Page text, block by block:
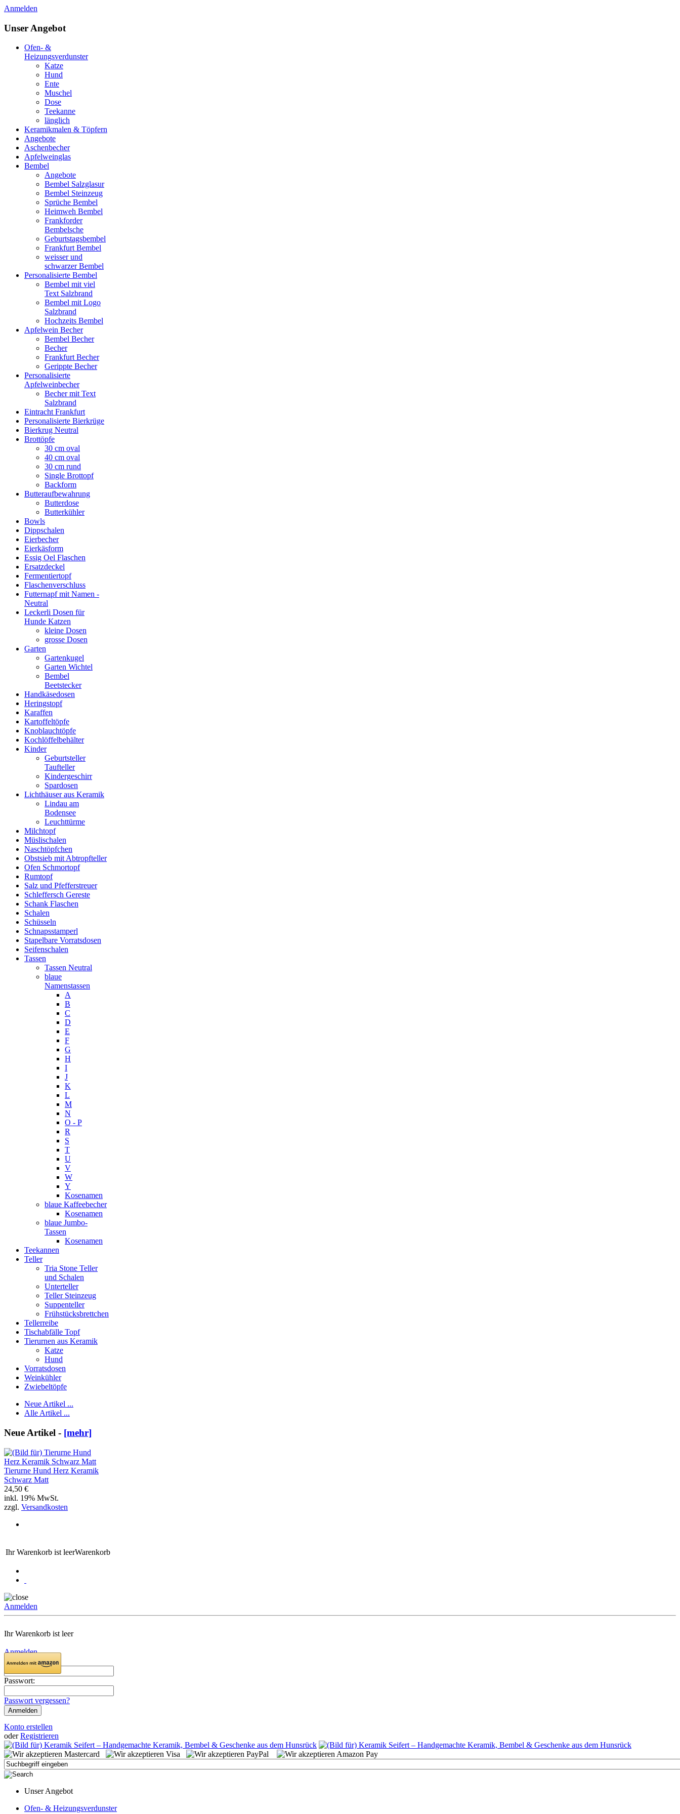
Anmelden
Unser Angebot
Ofen- &
Heizungsverdunster
Katze
Hund
Ente
Muschel
Dose
Teekanne
länglich
Keramikmalen & Töpfern
Angebote
Aschenbecher
Apfelweinglas
Bembel
Angebote
Bembel Salzglasur
Bembel Steinzeug
Sprüche Bembel
Heimweh Bembel
Frankforder
Bembelsche
Geburtstagsbembel
Frankfurt Bembel
weisser und
schwarzer Bembel
Personalisierte Bembel
Bembel mit viel
Text Salzbrand
Bembel mit Logo
Salzbrand
Hochzeits Bembel
Apfelwein Becher
Bembel Becher
Becher
Frankfurt Becher
Gerippte Becher
Personalisierte
Apfelweinbecher
Becher mit Text
Salzbrand
Eintracht Frankfurt
Personalisierte Bierkrüge
Bierkrug Neutral
Brottöpfe
30 cm oval
40 cm oval
30 cm rund
Single Brottopf
Backform
Butteraufbewahrung
Butterdose
Butterkühler
Bowls
Dippschalen
Eierbecher
Eierkäsform
Essig Oel Flaschen
Ersatzdeckel
Fermentiertopf
Flaschenverschluss
Futternapf mit Namen -
Neutral
Leckerli Dosen für
Hunde Katzen
kleine Dosen
grosse Dosen
Garten
Gartenkugel
Garten Wichtel
Bembel
Beetstecker
Handkäsedosen
Heringstopf
Karaffen
Kartoffeltöpfe
Knoblauchtöpfe
Kochlöffelbehälter
Kinder
Geburtsteller
Taufteller
Kindergeschirr
Spardosen
Lichthäuser aus Keramik
Lindau am
Bodensee
Leuchttürme
Milchtopf
Müslischalen
Naschtöpfchen
Obstsieb mit Abtropfteller
Ofen Schmortopf
Rumtopf
Salz und Pfefferstreuer
Schleffersch Gereste
Schank Flaschen
Schalen
Schüsseln
Schnapsstamperl
Stapelbare Vorratsdosen
Seifenschalen
Tassen
Tassen Neutral
blaue
Namenstassen
A
B
C
D
E
F
G
H
I
J
K
L
M
N
O - P
R
S
T
U
V
W
Y
Kosenamen
blaue Kaffeebecher
Kosenamen
blaue Jumbo-
Tassen
Kosenamen
Teekannen
Teller
Tria Stone Teller
und Schalen
Unterteller
Teller Steinzeug
Suppenteller
Frühstücksbrettchen
Tellerreibe
Tischabfälle Topf
Tierurnen aus Keramik
Katze
Hund
Vorratsdosen
Weinkühler
Zwiebeltöpfe
Neue Artikel ...
Alle Artikel ...
Neue Artikel - [mehr]
Tierurne Hund Herz Keramik
Schwarz Matt
24,50 €
inkl. 19% MwSt.
zzgl. Versandkosten
Ihr Warenkorb ist leerWarenkorb
Anmelden
Ihr Warenkorb ist leer
Anmelden
Email:
Passwort:
Passwort vergessen?
Konto erstellen
oder Registrieren
Unser Angebot
Ofen- & Heizungsverdunster